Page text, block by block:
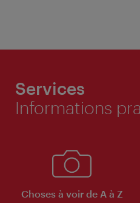
Services
Informations
Choses à voir de A à Z